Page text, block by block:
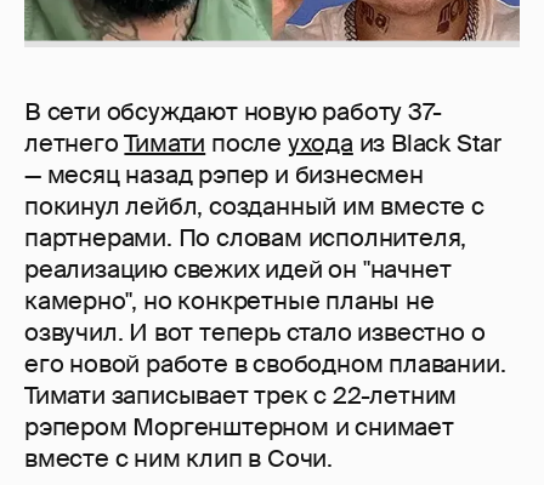
В сети обсуждают новую работу 37-
летнегоТимати после ухода из Black Star
— месяц назад рэпер и бизнесмен
покинул лейбл, созданный им вместе с
партнерами. По словам исполнителя,
реализацию свежих идей он "начнет
камерно", но конкретные планы не
озвучил. И вот теперь стало известно о
его новой работе в свободном плавании.
Тимати записывает трек с 22-летним
рэпером Моргенштерном и снимает
вместе с ним клип в Сочи.